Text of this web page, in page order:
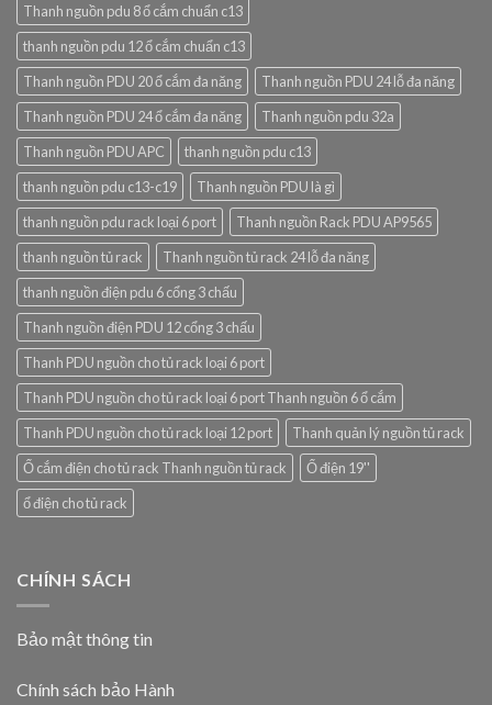
Thanh nguồn pdu 8 ổ cắm chuẩn c13
thanh nguồn pdu 12 ổ cắm chuẩn c13
Thanh nguồn PDU 20 ổ cắm đa năng
Thanh nguồn PDU 24 lỗ đa năng
Thanh nguồn PDU 24 ổ cắm đa năng
Thanh nguồn pdu 32a
Thanh nguồn PDU APC
thanh nguồn pdu c13
thanh nguồn pdu c13-c19
Thanh nguồn PDU là gì
thanh nguồn pdu rack loại 6 port
Thanh nguồn Rack PDU AP9565
thanh nguồn tủ rack
Thanh nguồn tủ rack 24 lỗ đa năng
thanh nguồn điện pdu 6 cổng 3 chấu
Thanh nguồn điện PDU 12 cổng 3 chấu
Thanh PDU nguồn cho tủ rack loại 6 port
Thanh PDU nguồn cho tủ rack loại 6 port Thanh nguồn 6 ổ cắm
Thanh PDU nguồn cho tủ rack loại 12 port
Thanh quản lý nguồn tủ rack
Ổ cắm điện cho tủ rack Thanh nguồn tủ rack
Ổ điện 19''
ổ điện cho tủ rack
CHÍNH SÁCH
Bảo mật thông tin
Chính sách bảo Hành